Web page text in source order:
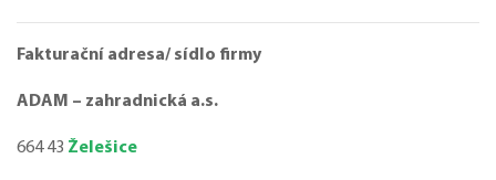
Fakturační adresa/ sídlo firmy
ADAM – zahradnická a.s.
664 43 Želešice